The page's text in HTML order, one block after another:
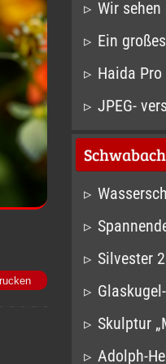
Wir
Ein
Haida
JPEG-
Silvester
Skulptur
Adolph-